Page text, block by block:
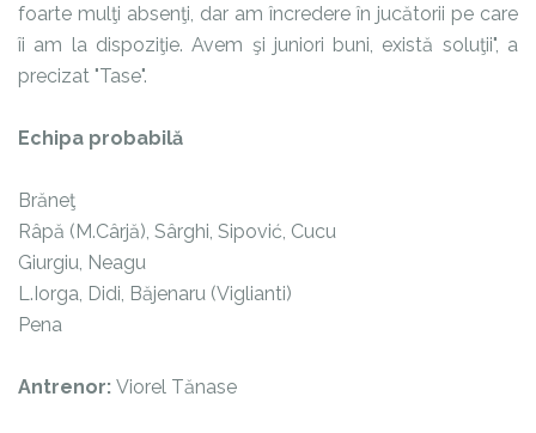
foarte mulţi absenţi, dar am încredere în jucătorii pe care
îi am la dispoziţie. Avem şi juniori buni, există soluţii", a
precizat "Tase".
Echipa probabilă
Brăneţ
Râpă (M.Cârjă), Sârghi, Sipović, Cucu
Giurgiu, Neagu
L.Iorga, Didi, Băjenaru (Viglianti)
Pena
Antrenor: Viorel Tănase